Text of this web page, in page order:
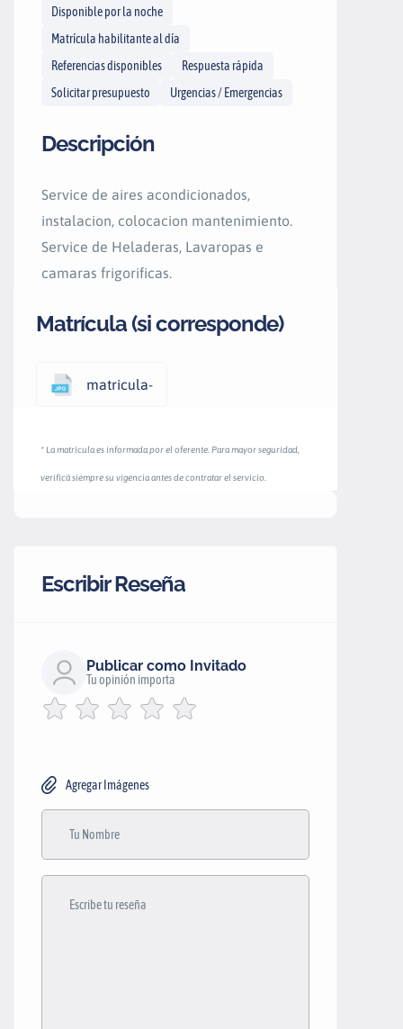
Disponible por la noche
Matrícula habilitante al día
Referencias disponibles
Respuesta rápida
Solicitar presupuesto
Urgencias / Emergencias
Descripción
Service de aires acondicionados,
instalacion, colocacion mantenimiento.
Service de Heladeras, Lavaropas e
camaras frigorificas.
Matrícula (si corresponde)
matricula-
* La matrícula es informada por el oferente. Para mayor seguridad,
verificá siempre su vigencia antes de contratar el servicio.
Escribir Reseña
Publicar como Invitado
Tu opinión importa
Agregar Imágenes